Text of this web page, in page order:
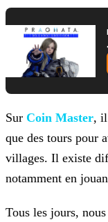
Sur Coin Master, il
que des tours pour
villages. Il existe
notamment en
Tous les jours,